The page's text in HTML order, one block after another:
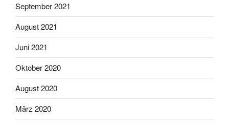
September 2021
August 2021
Juni 2021
Oktober 2020
August 2020
März 2020